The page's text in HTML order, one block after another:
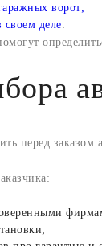
ворот;
деле
перед заказом